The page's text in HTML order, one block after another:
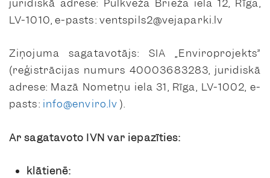
juridiskā adrese: Pulkveža Brieža iela 12, Rīga,
LV-1010, e-pasts: ventspils2@vejaparki.lv
Ziņojuma sagatavotājs: SIA „Enviroprojekts”
(reģistrācijas numurs 40003683283, juridiskā
adrese: Mazā Nometņu iela 31, Rīga, LV-1002, e-
pasts: info@enviro.lv ).
Ar sagatavoto IVN var iepazīties:
klātienē: